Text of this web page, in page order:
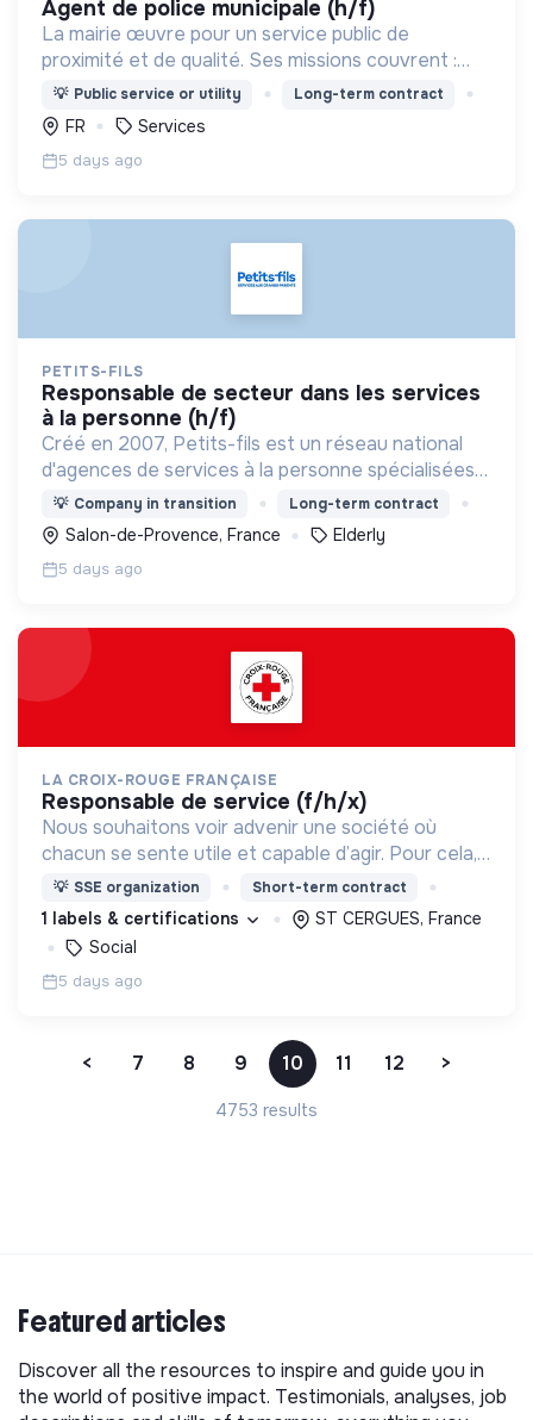
agent de police municipale (h/f)
La mairie œuvre pour un service public de
proximité et de qualité. Ses missions couvrent :
l'enfance, l’action sociale, la culture, la sécurité,
l’aménagement urbain, la transition numérique etc.
💡 Public service or utility Long-term contract
FR Services
5 days ago
PETITS-FILS
responsable de secteur dans les services
à la personne (h/f)
Créé en 2007, Petits-fils est un réseau national
d'agences de services à la personne spécialisées
dans l'aide à domicile pour les personnes âgées.
💡 Company in transition Long-term contract
Salon-de-Provence, France Elderly
5 days ago
LA CROIX-ROUGE FRANÇAISE
responsable de service (f/h/x)
Nous souhaitons voir advenir une société où
chacun se sente utile et capable d’agir. Pour cela,
nous proposons des moyens et des lieux
d’engagement innovants et adaptés à tous.
💡 SSE organization Short-term contract
1 labels & certifications
ST CERGUES, France
Social
5 days ago
< 7 8 9 10 11 12 >
4753 results
Featured articles
Discover all the resources to inspire and guide you in
the world of positive impact. Testimonials, analyses, job